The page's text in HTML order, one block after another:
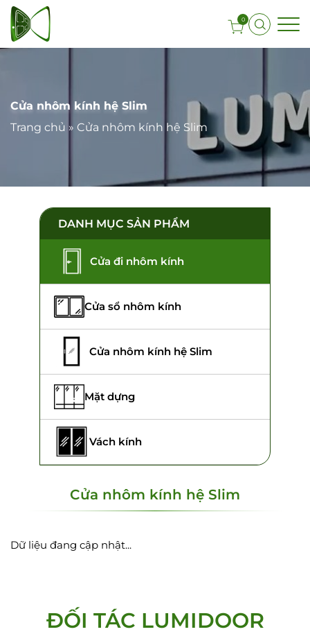
0
Cửa nhôm kính hệ Slim
Trang chủ » Cửa nhôm kính hệ Slim
DANH MỤC SẢN PHẨM
Cửa đi nhôm kính
Cửa sổ nhôm kính
Cửa nhôm kính hệ Slim
Mặt dựng
Vách kính
Cửa nhôm kính hệ Slim
Dữ liệu đang cập nhật...
ĐỐI TÁC LUMIDOOR